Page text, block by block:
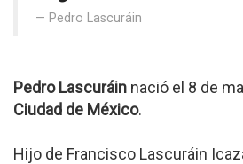
Pedro Lascuráin
Pedro Lascuráin nació el 8 de
Ciudad de México.
Hijo de Francisco Lascuráin